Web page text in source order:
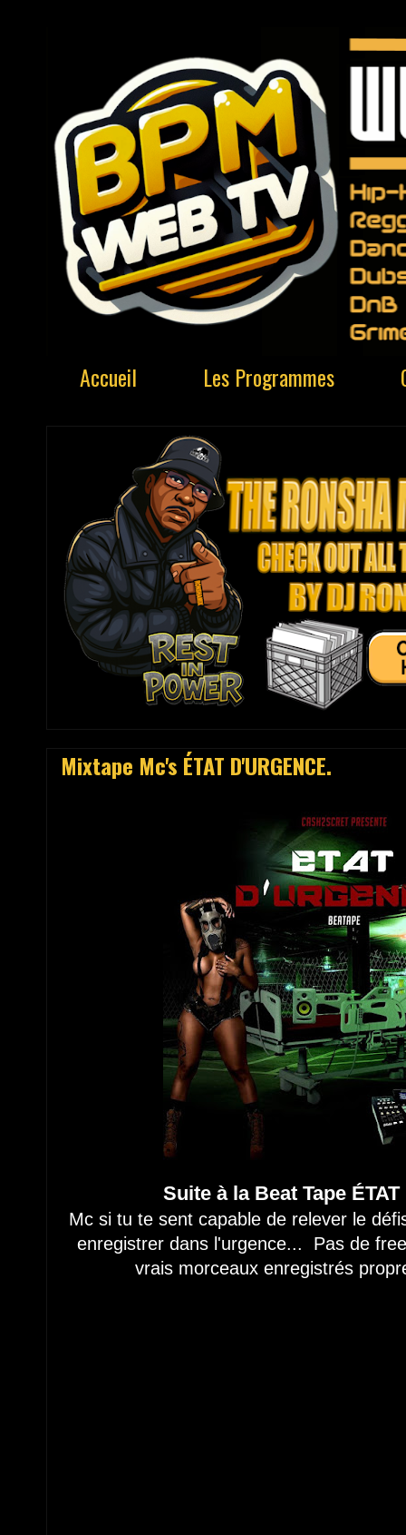
Accueil Les Programmes
Mixtape Mc's ÉTAT D'URGENCE.
Suite à la Beat Tape
Mc si tu te sent capable de relever le
enregistrer dans l'urgence... Pas de
vrais morceaux enregistrés